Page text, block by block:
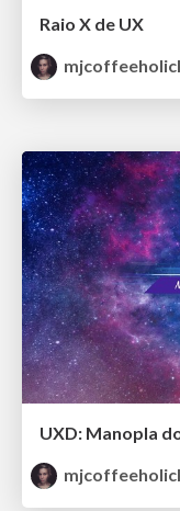
Raio X de UX
UXD: Manopla